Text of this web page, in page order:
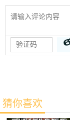
猜你喜欢